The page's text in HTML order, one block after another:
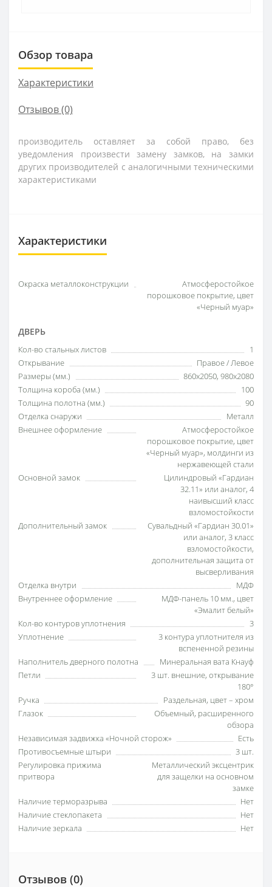
Обзор товара
Характеристики
Отзывов (0)
производитель оставляет за собой право, без
уведомления произвести замену замков, на замки
других производителей с аналогичными техническими
характеристиками
Характеристики
Окраска металлоконструкции
Атмосферостойкое
порошковое покрытие, цвет
«Черный муар»
ДВЕРЬ
Кол-во стальных листов
1
Открывание
Правое / Левое
Размеры (мм.)
860x2050, 980x2080
Толщина короба (мм.)
100
Толщина полотна (мм.)
90
Отделка снаружи
Металл
Внешнее оформление
Атмосферостойкое
порошковое покрытие, цвет
«Черный муар», молдинги из
нержавеющей стали
Основной замок
Цилиндровый «Гардиан
32.11» или аналог, 4
наивысший класс
взломостойкости
Дополнительный замок
Сувальдный «Гардиан 30.01»
или аналог, 3 класс
взломостойкости,
дополнительная защита от
высверливания
Отделка внутри
МДФ
Внутреннее оформление
МДФ-панель 10 мм., цвет
«Эмалит белый»
Кол-во контуров уплотнения
3
Уплотнение
3 контура уплотнителя из
вспененной резины
Наполнитель дверного полотна
Минеральная вата Кнауф
Петли
3 шт. внешние, открывание
180°
Ручка
Раздельная, цвет – хром
Глазок
Объемный, расширенного
обзора
Независимая задвижка «Ночной сторож»
Есть
Противосъемные штыри
3 шт.
Регулировка прижима
притвора
Металлический эксцентрик
для защелки на основном
замке
Наличие терморазрыва
Нет
Наличие стеклопакета
Нет
Наличие зеркала
Нет
Отзывов (0)